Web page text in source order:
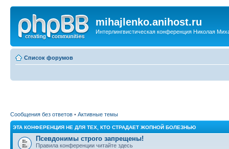
mihajlenko.anihost.ru
Интерлингвистическая конференция Николая
Список форумов
Сообщения без ответов • Активные темы
ЭТА КОНФЕРЕНЦИЯ НЕ ДЛЯ ТЕХ, КТО СТРАДАЕТ ЖОПНОЙ БОЛЕЗНЬЮ
Псевдонимы строго запрещены!
Правила конференции читайте здесь